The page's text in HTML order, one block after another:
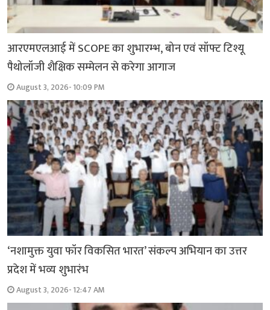
आरएमएलआई में SCOPE का शुभारम्भ, बोन एवं सॉफ्ट टिश्यू
पैथोलॉजी शैक्षिक सम्मेलन से करेगा आगाज
August 3, 2026- 10:09 PM
‘नशामुक्त युवा फॉर विकसित भारत’ संकल्प अभियान का उत्तर
प्रदेश में भव्य शुभारंभ
August 3, 2026- 12:47 AM